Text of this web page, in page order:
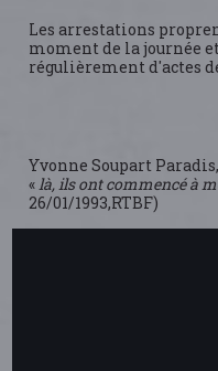
Les arrestations
moment de la journée
régulièrement d'actes
Yvonne Soupart
«là, ils ont commencé à
26/01/1993,RTBF)